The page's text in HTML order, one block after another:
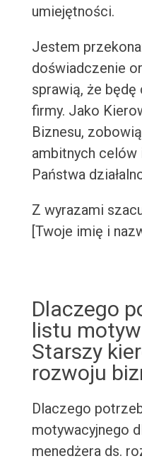
umiejętności.
Jestem
doświadczenie
sprawią, że będę
firmy. Jako
Biznesu,
ambitnych
Państwa
Z wyrazami
[Twoje imię i
Dlaczego
listu
Starszy
rozwoju
Dlaczego
motywacyjnego
menedżera ds.